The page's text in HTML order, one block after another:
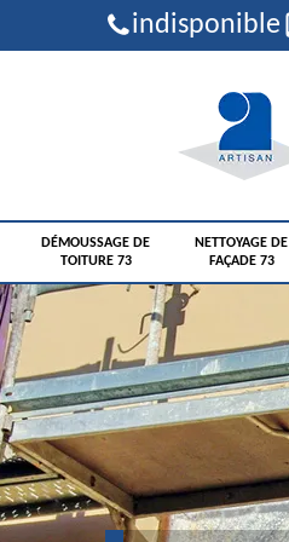
indisponible
DÉMOUSSAGE DE
TOITURE 73
NETTOYAGE DE
FAÇADE 73